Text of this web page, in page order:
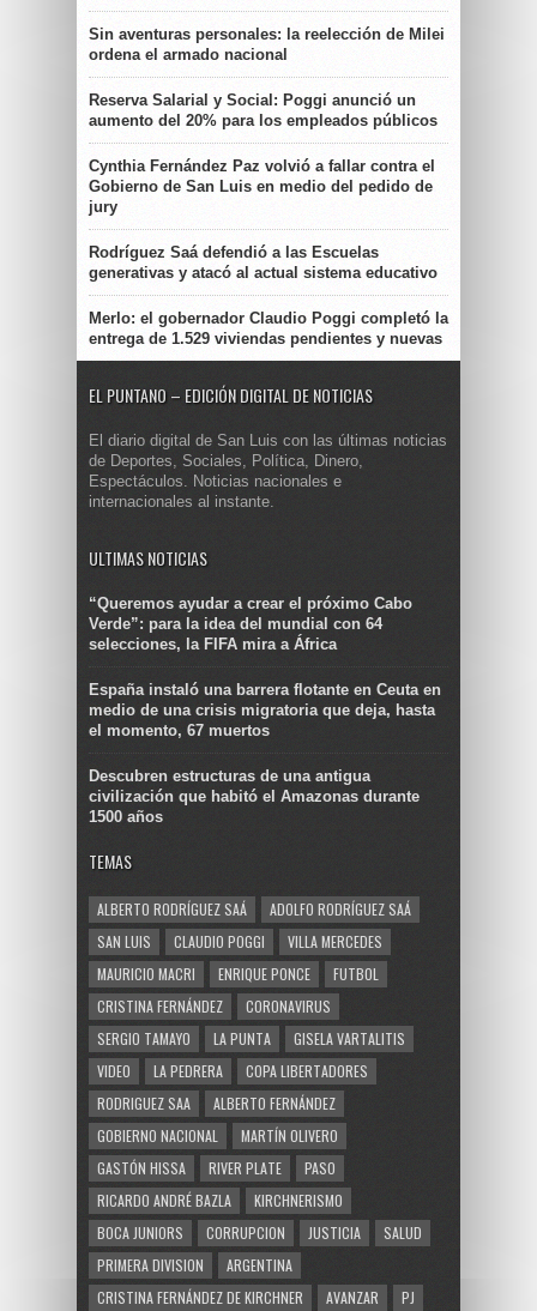
Sin aventuras personales: la reelección de Milei
ordena el armado nacional
Reserva Salarial y Social: Poggi anunció un
aumento del 20% para los empleados públicos
Cynthia Fernández Paz volvió a fallar contra el
Gobierno de San Luis en medio del pedido de
jury
Rodríguez Saá defendió a las Escuelas
generativas y atacó al actual sistema educativo
Merlo: el gobernador Claudio Poggi completó la
entrega de 1.529 viviendas pendientes y nuevas
EL PUNTANO – EDICIÓN DIGITAL DE NOTICIAS
El diario digital de San Luis con las últimas noticias
de Deportes, Sociales, Política, Dinero,
Espectáculos. Noticias nacionales e
internacionales al instante.
ULTIMAS NOTICIAS
“Queremos ayudar a crear el próximo Cabo
Verde”: para la idea del mundial con 64
selecciones, la FIFA mira a África
España instaló una barrera flotante en Ceuta en
medio de una crisis migratoria que deja, hasta
el momento, 67 muertos
Descubren estructuras de una antigua
civilización que habitó el Amazonas durante
1500 años
TEMAS
ALBERTO RODRÍGUEZ SAÁ
ADOLFO RODRÍGUEZ SAÁ
SAN LUIS
CLAUDIO POGGI
VILLA MERCEDES
MAURICIO MACRI
ENRIQUE PONCE
FUTBOL
CRISTINA FERNÁNDEZ
CORONAVIRUS
SERGIO TAMAYO
LA PUNTA
GISELA VARTALITIS
VIDEO
LA PEDRERA
COPA LIBERTADORES
RODRIGUEZ SAA
ALBERTO FERNÁNDEZ
GOBIERNO NACIONAL
MARTÍN OLIVERO
GASTÓN HISSA
RIVER PLATE
PASO
RICARDO ANDRÉ BAZLA
KIRCHNERISMO
BOCA JUNIORS
CORRUPCION JUSTICIA
SALUD
PRIMERA DIVISION
ARGENTINA
CRISTINA FERNÁNDEZ DE KIRCHNER
AVANZAR PJ